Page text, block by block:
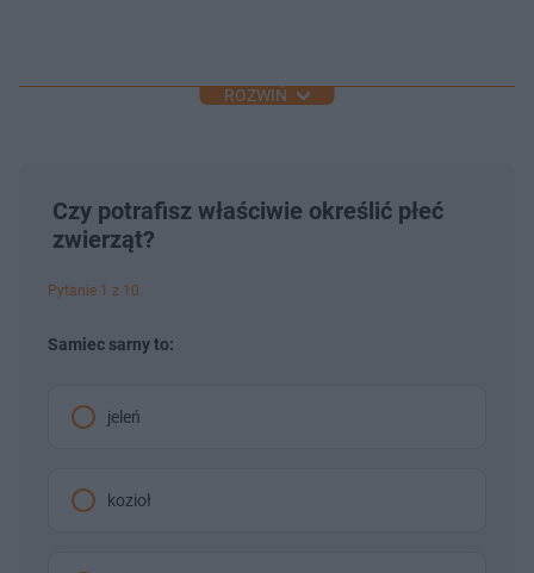
ROZWIŃ
Czy potrafisz właściwie określić płeć
zwierząt?
Pytanie 1 z 10
Samiec sarny to:
jeleń
kozioł